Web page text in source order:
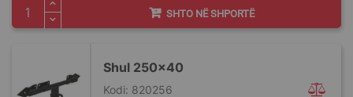
SHTO NË SHPORTË
Shul 250x40
Kodi: 820256